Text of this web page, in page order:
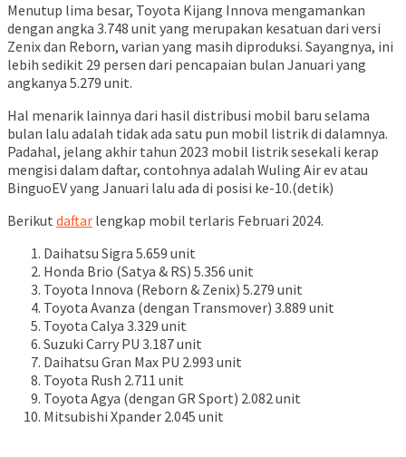
Menutup lima besar, Toyota Kijang Innova mengamankan
dengan angka 3.748 unit yang merupakan kesatuan dari versi
Zenix dan Reborn, varian yang masih diproduksi. Sayangnya, ini
lebih sedikit 29 persen dari pencapaian bulan Januari yang
angkanya 5.279 unit.
Hal menarik lainnya dari hasil distribusi mobil baru selama
bulan lalu adalah tidak ada satu pun mobil listrik di dalamnya.
Padahal, jelang akhir tahun 2023 mobil listrik sesekali kerap
mengisi dalam daftar, contohnya adalah Wuling Air ev atau
BinguoEV yang Januari lalu ada di posisi ke-10.(detik)
Berikut daftar lengkap mobil terlaris Februari 2024.
Daihatsu Sigra 5.659 unit
Honda Brio (Satya & RS) 5.356 unit
Toyota Innova (Reborn & Zenix) 5.279 unit
Toyota Avanza (dengan Transmover) 3.889 unit
Toyota Calya 3.329 unit
Suzuki Carry PU 3.187 unit
Daihatsu Gran Max PU 2.993 unit
Toyota Rush 2.711 unit
Toyota Agya (dengan GR Sport) 2.082 unit
Mitsubishi Xpander 2.045 unit